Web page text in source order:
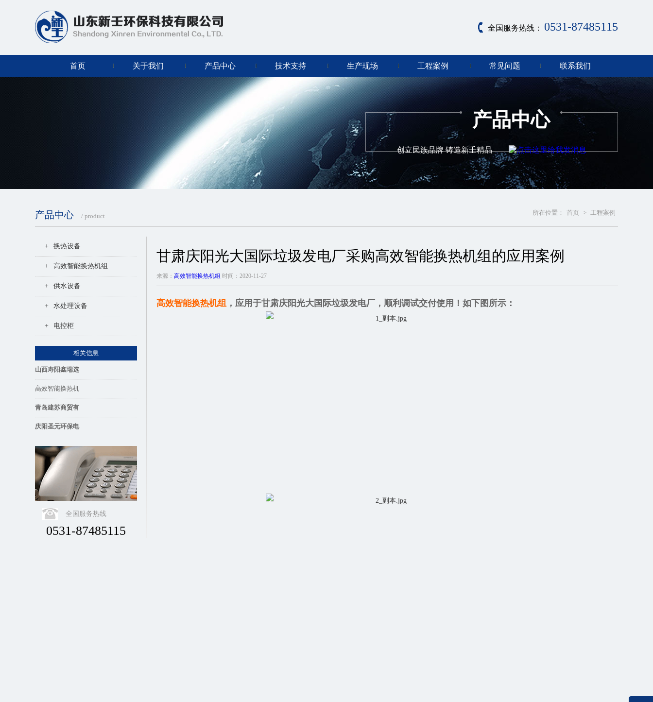
全国服务热线： 0531-87485115
首页 关于我们 产品中心 技术支持 生产现场 工程案例 常见问题 联系我们
产品中心
创立民族品牌 铸造新壬精品
所在位置： 首页 > 工程案例
产品中心 / product
+ 换热设备
+ 高效智能换热机组
+ 供水设备
+ 水处理设备
+ 电控柜
相关信息
山西寿阳鑫瑞选
高效智能换热机
青岛建苏商贸有
庆阳圣元环保电
全国服务热线
0531-87485115
甘肃庆阳光大国际垃圾发电厂采购高效智能换热机组的应用案例
来源： 高效智能换热机组 时间：2020-11-27
高效智能换热机组，应用于甘肃庆阳光大国际垃圾发电厂，顺利调试交付使用！如下图所示：